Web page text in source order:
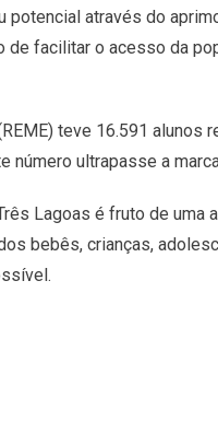
potencial através do
facilitar o acesso da
teve 16.591 alunos
número ultrapasse a
Lagoas é fruto de uma
bebês, crianças,